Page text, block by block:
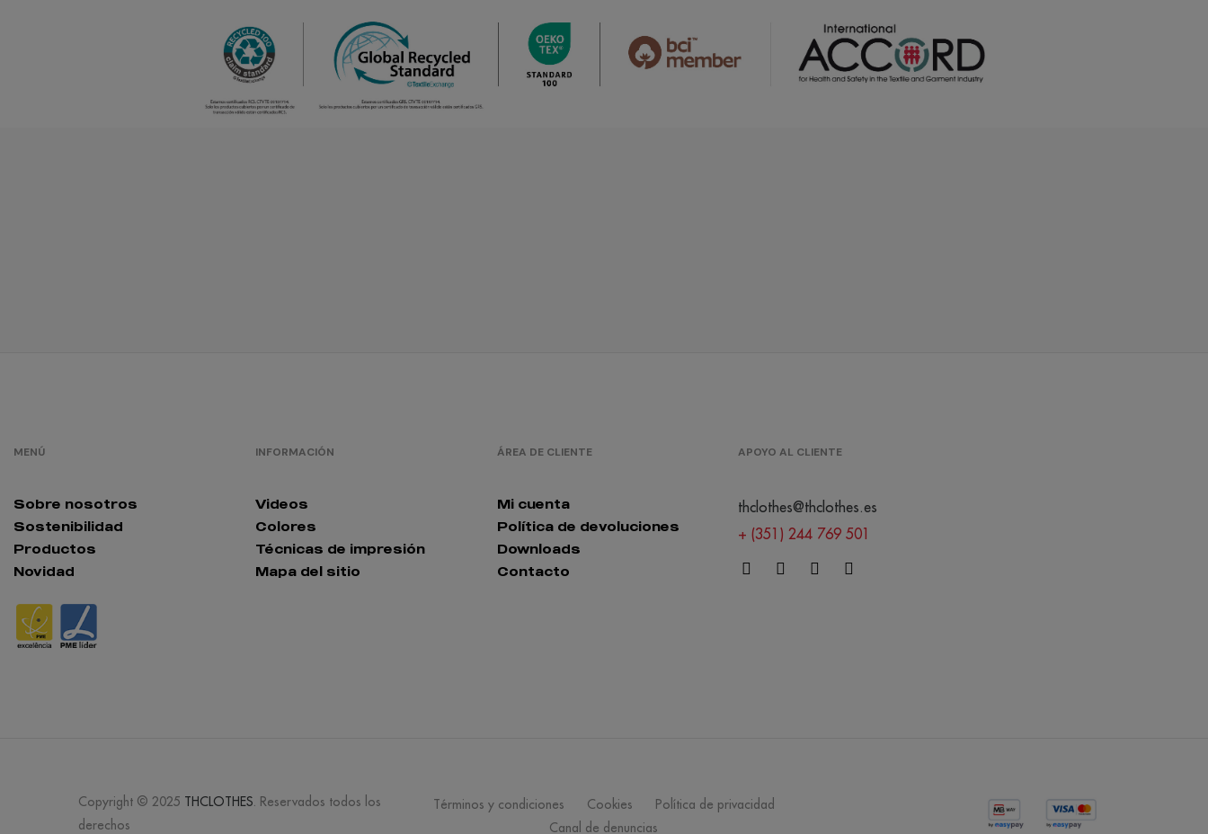
MENÚ
Sobre nosotros
Sostenibilidad
Productos
Novidad
INFORMACIÓN
Videos
Colores
Técnicas de impresión
Mapa del sitio
ÁREA DE CLIENTE
Mi cuenta
Política de devoluciones
Downloads
Contacto
APOYO AL CLIENTE
thclothes@thclothes.es
+ (351) 244 769 501
Copyright © 2025 THCLOTHES. Reservados todos los
derechos
Términos y condiciones Cookies
Política de privacidad
Canal de denuncias